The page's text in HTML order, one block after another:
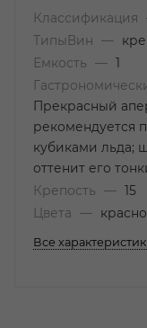
Классификация
ТипыВин
—
Емкость
— 1
Прекрасный
рекомендуется
кубиками льда;
оттенит его
Крепость
— 15
Цвета
—
Все